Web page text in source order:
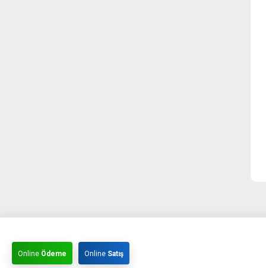
Online Ödeme Online Satış